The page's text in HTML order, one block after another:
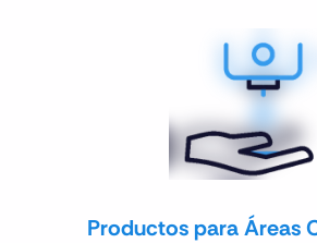
Productos para Áreas